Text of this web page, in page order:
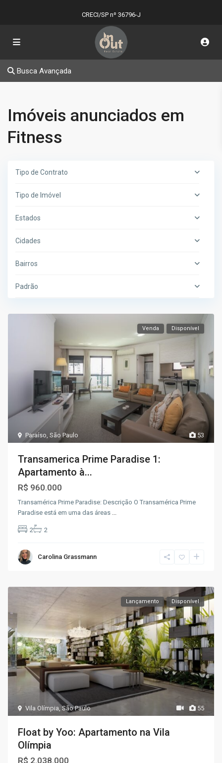
CRECI/SP nº 36796-J
Busca Avançada
Imóveis anunciados em
Fitness
Tipo de Contrato
Tipo de Imóvel
Estados
Cidades
Bairros
Padrão
53
Paraíso ,São Paulo
Venda Disponível
Transamerica Prime Paradise 1:
Apartamento à...
R$ 960.000
Transamérica Prime Paradise: Descrição O Transamérica Prime
Paradise está em uma das áreas
2 2
Carolina Grassmann
55
Vila Olímpia ,São Paulo
Lançamento Disponível
Float by Yoo: Apartamento na Vila
Olímpia
R$ 2.038.000